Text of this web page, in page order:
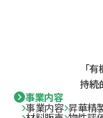
「
持続
事業内容
事業内容 昇華精